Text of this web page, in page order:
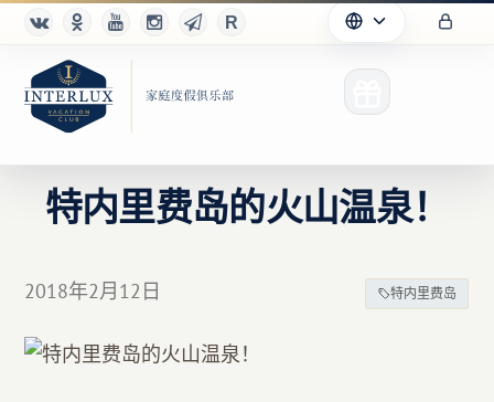
优点
合作伙伴
特内里费岛的火山温泉！
2018年2月12日 特内里费岛